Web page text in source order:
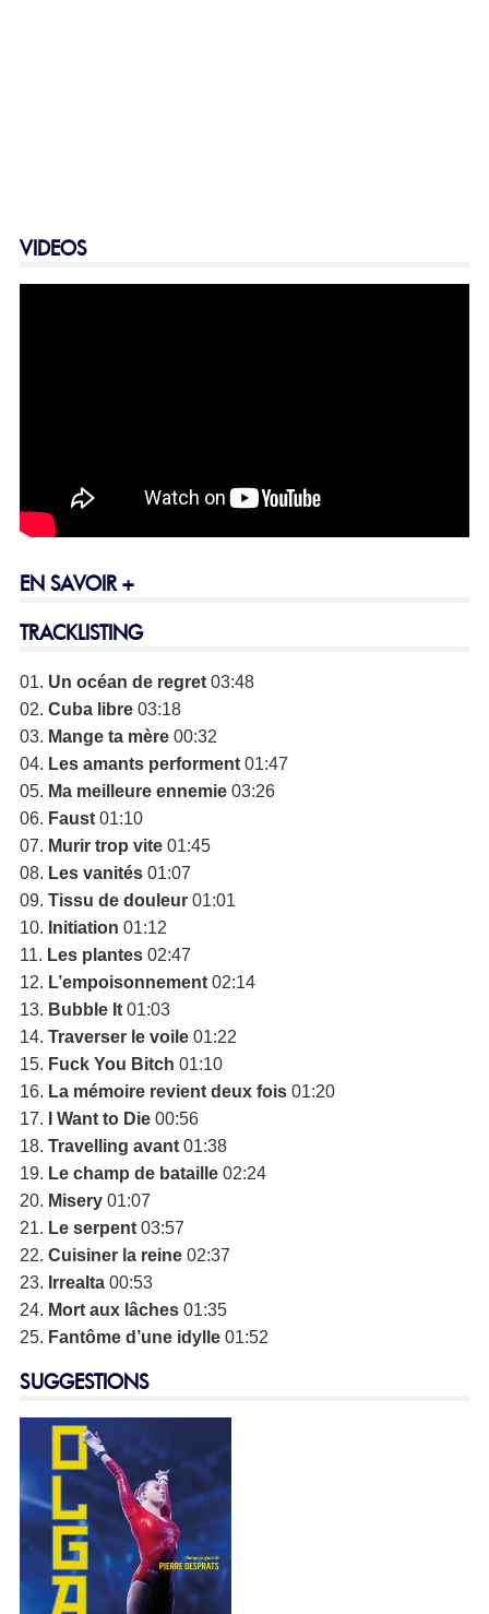
VIDEOS
EN SAVOIR +
TRACKLISTING
01. Un océan de regret03:48
02. Cuba libre03:18
03. Mange ta mère00:32
04. Les amants performent01:47
05. Ma meilleure ennemie03:26
06. Faust01:10
07. Murir trop vite01:45
08. Les vanités01:07
09. Tissu de douleur01:01
10. Initiation 01:12
11. Les plantes02:47
12. L’empoisonnement02:14
13. Bubble It01:03
14. Traverser le voile01:22
15. Fuck You Bitch 01:10
16. La mémoire revient deux fois01:20
17.
I Want to Die00:56
18. Travelling avant01:38
19. Le champ de bataille02:24
20. Misery01:07
21. Le serpent03:57
22. Cuisiner la reine02:37
23. Irrealta00:53
24. Mort aux lâches01:35
25. Fantôme d’une idylle01:52
SUGGESTIONS